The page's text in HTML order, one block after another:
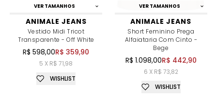
VER TAMANHOS
ANIMALE JEANS
Vestido Midi Tricot
Transparente - Off White
R$ 598,00R$ 359,90
5 X R$ 71,98
WISHLIST
VER TAMANHOS
ANIMALE JEANS
Short Feminino Prega
Alfaiataria Com Cinto -
Bege
R$ 1.098,00R$ 442,90
6 X R$ 73,82
WISHLIST